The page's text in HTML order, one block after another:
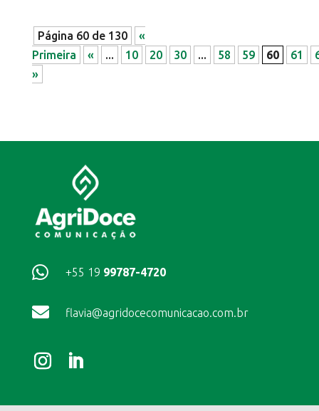
Página 60 de 130
«
Primeira
« ... 10 20 30 ... 58 59 60 61
»
 +55 19 99787-4720
 flavia@agridocecomunicacao.com.br